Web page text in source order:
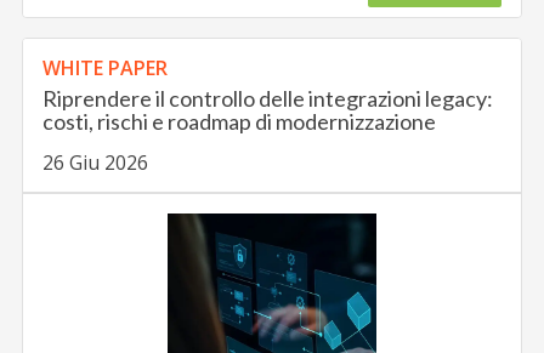
WHITE PAPER
Riprendere il controllo delle integrazioni legacy:
costi, rischi e roadmap di modernizzazione
26 Giu 2026